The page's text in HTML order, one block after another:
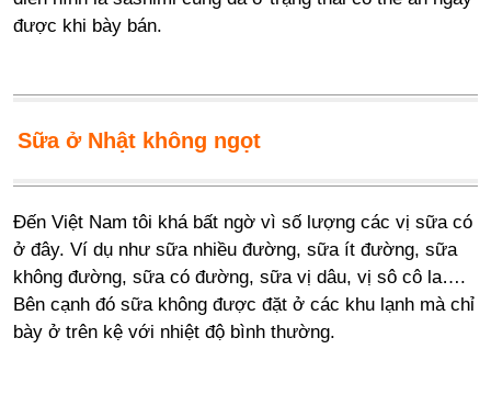
được khi bày bán.
Sữa ở Nhật không ngọt
Đến Việt Nam tôi khá bất ngờ vì số lượng các vị sữa có
ở đây. Ví dụ như sữa nhiều đường, sữa ít đường, sữa
không đường, sữa có đường, sữa vị dâu, vị sô cô la….
Bên cạnh đó sữa không được đặt ở các khu lạnh mà chỉ
bày ở trên kệ với nhiệt độ bình thường.